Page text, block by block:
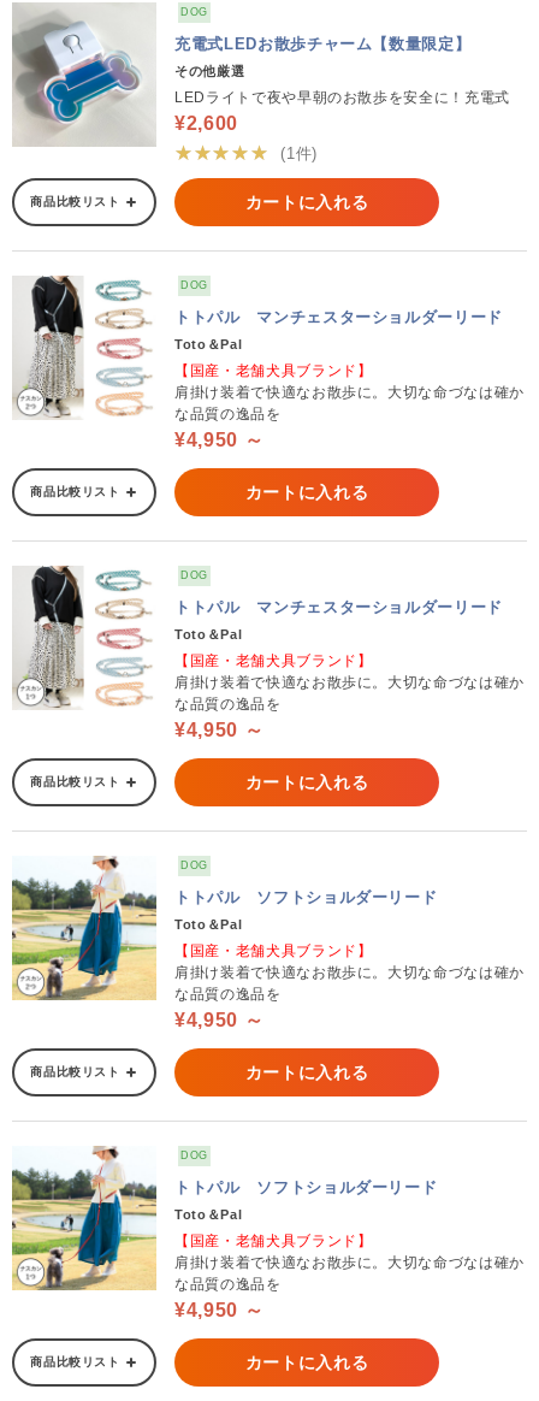
DOG
充電式LEDお散歩チャーム【数量限定】
その他厳選
LEDライトで夜や早朝のお散歩を安全に！充電式
¥2,600
★★★★★
(1件)
商品比較リスト カートに入れる
DOG
トトパル マンチェスターショルダーリード
Toto＆Pal
【国産・老舗犬具ブランド】
肩掛け装着で快適なお散歩に。大切な命づなは確か
な品質の逸品を
¥4,950 ～
商品比較リスト カートに入れる
DOG
トトパル マンチェスターショルダーリード
Toto＆Pal
【国産・老舗犬具ブランド】
肩掛け装着で快適なお散歩に。大切な命づなは確か
な品質の逸品を
¥4,950 ～
商品比較リスト カートに入れる
DOG
トトパル ソフトショルダーリード
Toto＆Pal
【国産・老舗犬具ブランド】
肩掛け装着で快適なお散歩に。大切な命づなは確か
な品質の逸品を
¥4,950 ～
商品比較リスト カートに入れる
DOG
トトパル ソフトショルダーリード
Toto＆Pal
【国産・老舗犬具ブランド】
肩掛け装着で快適なお散歩に。大切な命づなは確か
な品質の逸品を
¥4,950 ～
商品比較リスト カートに入れる